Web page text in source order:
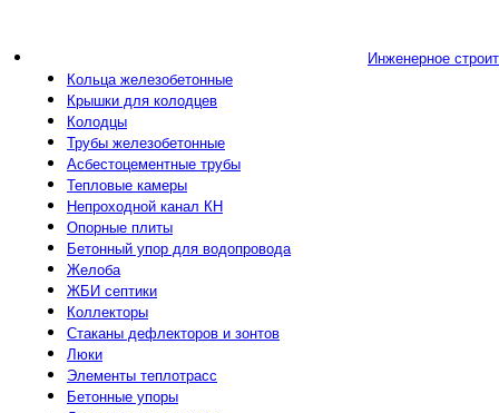
Инженерное
Кольца железобетонные
Крышки для колодцев
Колодцы
Трубы железобетонные
Асбестоцементные трубы
Тепловые камеры
Непроходной канал КН
Опорные плиты
Бетонный упор для водопровода
Желоба
ЖБИ септики
Коллекторы
Стаканы дефлекторов и зонтов
Люки
Элементы теплотрасс
Бетонные упоры